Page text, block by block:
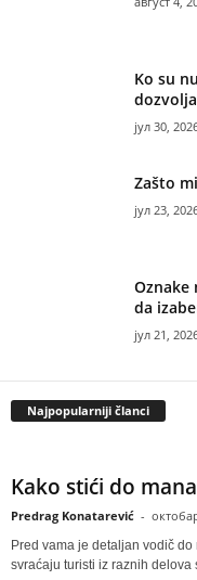
Ko su
јул 30,
Zašto
јул 23,
Oznake
da
јул 21,
Najpopularniji članci
Kako stići do
Predrag Konatarević -
Pred vama je detaljan vodič
svraćaju turisti iz raznih